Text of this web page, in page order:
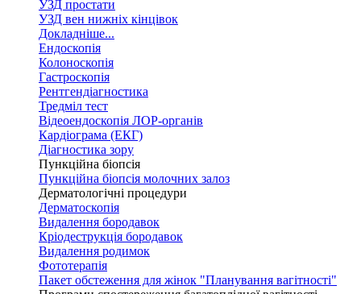
УЗД простати
УЗД вен нижніх кінцівок
Докладніше...
Ендоскопія
Колоноскопія
Гастроскопія
Рентгендіагностика
Тредміл тест
Відеоендоскопія ЛОР-органів
Кардіограма (ЕКГ)
Діагностика зору
Пункційна біопсія
Пункційна біопсія молочних залоз
Дерматологічні процедури
Дерматоскопія
Видалення бородавок
Кріодеструкція бородавок
Видалення родимок
Фототерапія
Пакет обстеження для жінок "Планування вагітності"